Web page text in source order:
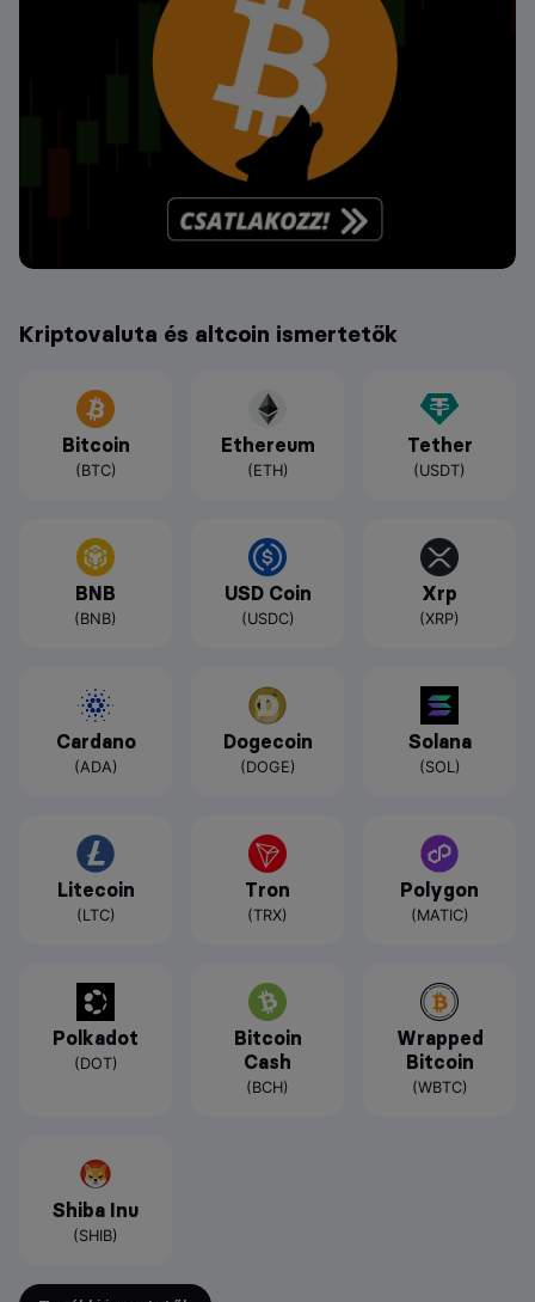
Kriptovaluta és altcoin ismertetők
Bitcoin
(BTC)
Ethereum
(ETH)
Tether
(USDT)
BNB
(BNB)
USD Coin
(USDC)
Xrp
(XRP)
Cardano
(ADA)
Dogecoin
(DOGE)
Solana
(SOL)
Litecoin
(LTC)
Tron
(TRX)
Polygon
(MATIC)
Polkadot
(DOT)
Bitcoin
Cash
(BCH)
Wrapped
Bitcoin
(WBTC)
Shiba Inu
(SHIB)